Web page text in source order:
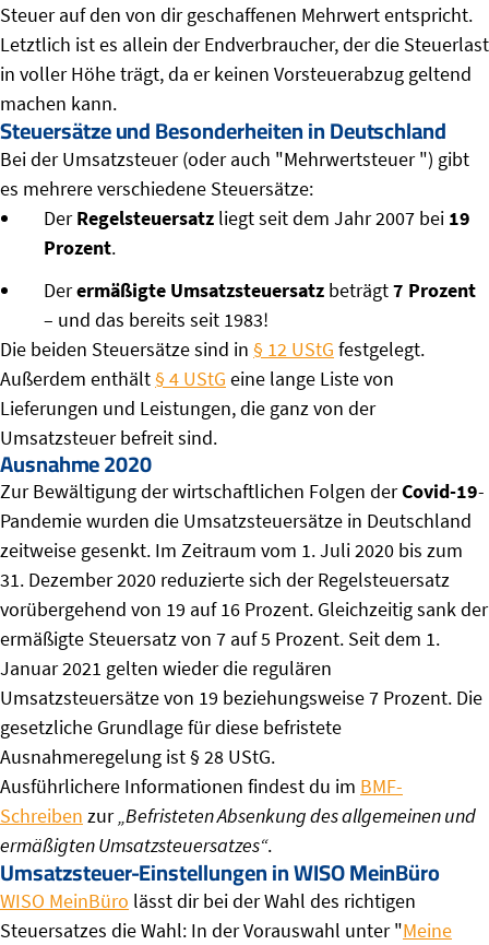
Steuer auf den von dir geschaffenen Mehrwert entspricht.
Letztlich ist es allein der Endverbraucher, der die Steuerlast
in voller Höhe trägt, da er keinen Vorsteuerabzug geltend
machen kann.
Steuersätze und Besonderheiten in Deutschland
Bei der Umsatzsteuer (oder auch "Mehrwertsteuer ") gibt
es mehrere verschiedene Steuersätze:
DerRegelsteuersatz liegt seit dem Jahr2007 bei 19
Prozent.
Derermäßigte Umsatzsteuersatz beträgt7 Prozent
– und das bereits seit 1983!
Die beiden Steuersätze sind in § 12 UStG festgelegt.
Außerdem enthält§ 4 UStG eine lange Liste von
Lieferungen und Leistungen, die ganz von der
Umsatzsteuer befreit sind.
Ausnahme 2020
Zur Bewältigung der wirtschaftlichen Folgen derCovid-19-
Pandemie wurden die Umsatzsteuersätze in Deutschland
zeitweise gesenkt. Im Zeitraum vom 1. Juli 2020 bis zum
31. Dezember 2020 reduzierte sich der Regelsteuersatz
vorübergehend von 19 auf 16 Prozent. Gleichzeitig sank der
ermäßigte Steuersatz von 7 auf 5 Prozent. Seit dem 1.
Januar 2021 gelten wieder die regulären
Umsatzsteuersätze von 19 beziehungsweise 7 Prozent. Die
gesetzliche Grundlage für diese befristete
Ausnahmeregelung ist § 28 UStG.
Ausführlichere Informationen findest du im BMF-
Schreiben zur„Be­fris­te­ten Ab­sen­kung des all­ge­mei­nen und
er­mä­ßig­ten Um­satz­steu­er­sat­zes“.
Umsatzsteuer-Einstellungen in WISO MeinBüro
WISO MeinBüro lässt dir bei der Wahl des richtigen
Steuersatzes die Wahl: In der Vorauswahl unter "Meine